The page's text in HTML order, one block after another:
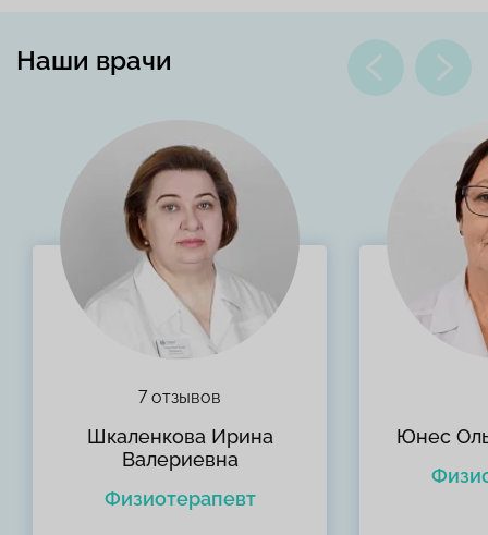
Наши врачи
7 отзывов
Шкаленкова Ирина
Валериевна
Физиотерапевт
Юнес